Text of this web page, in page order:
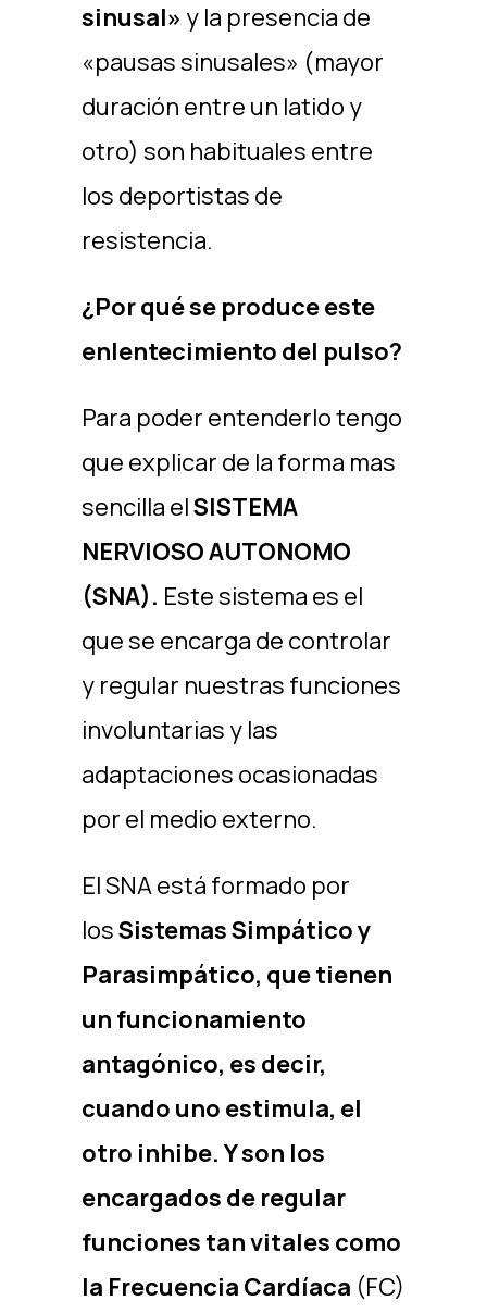
sinusal» y la presencia de
«pausas sinusales» (mayor
duración entre un latido y
otro) son habituales entre
los deportistas de
resistencia.
¿Por qué se produce este
enlentecimiento del pulso?
Para poder entenderlo tengo
que explicar de la forma mas
sencilla elSISTEMA
NERVIOSO AUTONOMO
(SNA). Este sistema es el
que se encarga de controlar
y regular nuestras funciones
involuntarias y las
adaptaciones ocasionadas
por el medio externo.
El SNA está formado por
losSistemas Simpático y
Parasimpático, que tienen
un funcionamiento
antagónico, es decir,
cuando uno estimula, el
otro inhibe. Y son los
encargados de regular
funciones tan vitales como
la Frecuencia Cardíaca (FC)